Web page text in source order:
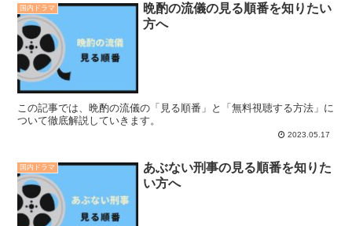
国内ドラマ
晩酌の流儀の見る順番を知りたい
方へ
この記事では、晩酌の流儀の「見る順番」と「無料視聴する方法」に
ついて徹底解説していきます。
2023.05.17
国内ドラマ
あぶない刑事の見る順番を知りた
い方へ